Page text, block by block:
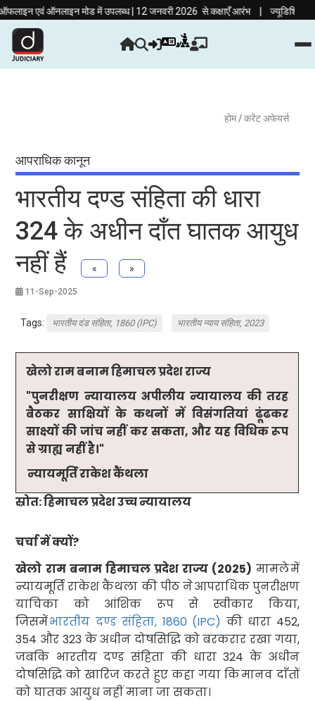
एवं ऑनलाइन मोड में उपलब्ध | 12 जनवरी 2026 से कक्षाएँ आरंभ|ज्यूडिशियरी की
होम/ करेंट अफेयर्स
आपराधिक कानून
भारतीय दण्ड संहिता की धारा
324 के अधीन दाँत घातक आयुध
नहीं हैं
« »
11-Sep-2025
Tags: भारतीय दंड संहिता, 1860 (IPC) भारतीय न्याय संहिता, 2023
खेलो राम बनाम हिमाचल प्रदेश राज्य
"पुनरीक्षण न्यायालय अपीलीय न्यायालय की तरह
बैठकर साक्षियों के कथनों में विसंगतियां ढूंढकर
साक्ष्यों की जांच नहीं कर सकता, और यह विधिक रूप
से ग्राह्यनहीं है।"
न्यायमूर्ति राकेश कैंथला
स्रोत: हिमाचल प्रदेश उच्च न्यायालय
चर्चा में क्यों?
खेलो राम बनाम हिमाचल प्रदेश राज्य (2025) मामलेमें
न्यायमूर्ति राकेश कैंथला की पीठ नेआपराधिक पुनरीक्षण
याचिका को आंशिक रूप से स्वीकार किया,
जिसमेंभारतीय दण्ड संहिता, 1860 (IPC) की धारा 452,
354 और 323 के अधीन दोषसिद्धि को बरकरार रखा गया,
जबकि भारतीय दण्ड संहिता की धारा324के अधीन
दोषसिद्धि को खारिज करते हुए कहा गया किमानव दाँतों
को घातक आयुधनहीं माना जा सकता।